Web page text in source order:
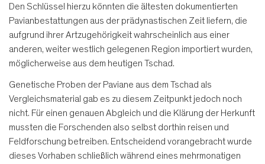
Den Schlüssel hierzu könnten die ältesten dokumentierten
Pavianbestattungen aus der prädynastischen Zeit liefern, die
aufgrund ihrer Artzugehörigkeit wahrscheinlich aus einer
anderen, weiter westlich gelegenen Region importiert wurden,
möglicherweise aus dem heutigen Tschad.
Genetische Proben der Paviane aus dem Tschad als
Vergleichsmaterial gab es zu diesem Zeitpunkt jedoch noch
nicht. Für einen genauen Abgleich und die Klärung der Herkunft
mussten die Forschenden also selbst dorthin reisen und
Feldforschung betreiben. Entscheidend vorangebracht wurde
dieses Vorhaben schließlich während eines mehrmonatigen